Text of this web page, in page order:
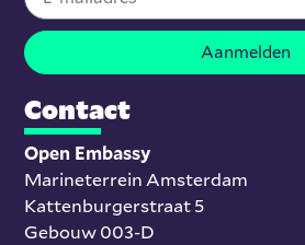
Aanmelden
Contact
Open Embassy
Marineterrein Amsterdam
Kattenburgerstraat 5
Gebouw 003-D